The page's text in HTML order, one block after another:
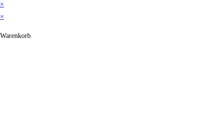
×
×
Warenkorb